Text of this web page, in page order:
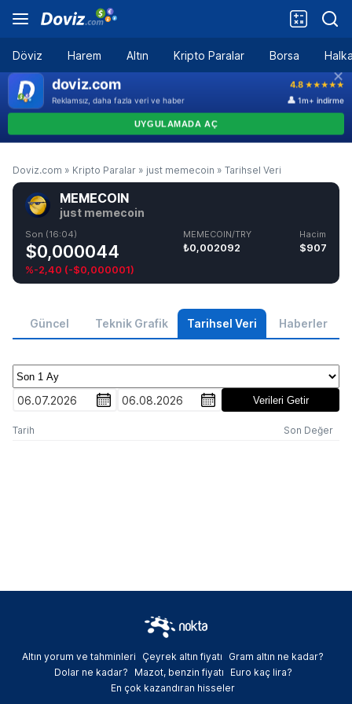
Döviz Harem Altın Kripto Paralar Borsa
Doviz.com » Kripto Paralar » just memecoin » Tarihsel Veri
MEMECOIN
just memecoin
Son (16:04)
$0,000044
%-2,40 (-$0,000001)
MEMECOIN/TRY
₺0,002092
Hacim
$907
Güncel Teknik Grafik Tarihsel Veri Haberler
06.07.2026 06.08.2026 Verileri Getir
Tarih Son Değer
Altın yorum ve tahminleri Çeyrek altın fiyatı
Gram altın ne kadar?
Dolar ne kadar?
Mazot, benzin fiyatı
Euro kaç lira?
En çok kazandıran hisseler